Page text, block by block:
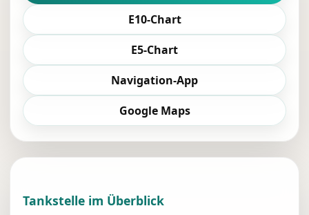
E10-Chart
E5-Chart
Navigation-App
Google Maps
Tankstelle im Überblick